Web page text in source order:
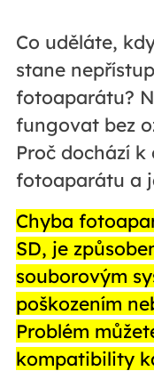
Co uděláte,
stane
fotoaparátu?
fungovat bez
Proč dochází
fotoaparátu a
Chyba
SD, je
souborovým
poškozením
Problém
kompatibility